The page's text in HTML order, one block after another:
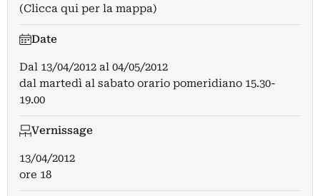
(Clicca qui per la mappa)
Date
Dal 13/04/2012 al 04/05/2012
dal martedì al sabato orario pomeridiano 15.30-
19.00
Vernissage
13/04/2012
ore 18